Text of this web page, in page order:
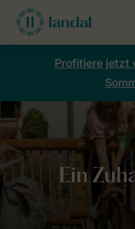
Profitiere jetzt
Nachhaltigkeit